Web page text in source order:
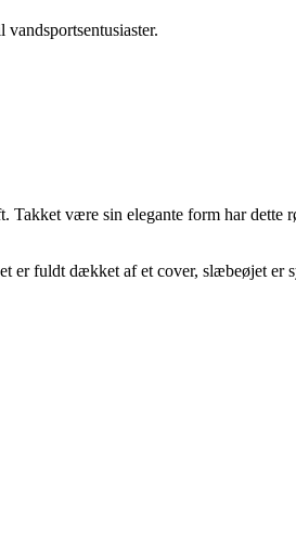
være sin elegante form har
fuldt dækket af et cover, slæbeøjet er